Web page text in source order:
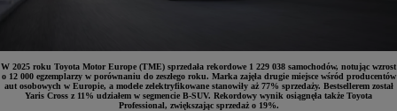
W 2025 roku Toyota Motor Europe (TME) sprzedała rekordowe 1 229 038 samochodów, notując wzrost
o 12 000 egzemplarzy w porównaniu do zeszłego roku. Marka zajęła drugie miejsce wśród producentów
aut osobowych w Europie, a modele zelektryfikowane stanowiły aż 77% sprzedaży. Bestsellerem został
Yaris Cross z 11% udziałem w segmencie B-SUV. Rekordowy wynik osiągnęła także Toyota
Professional, zwiększając sprzedaż o 19%.